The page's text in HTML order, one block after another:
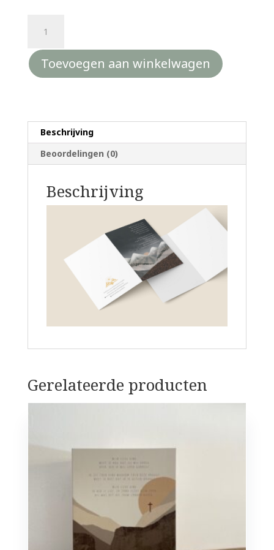
kaart
met
het
naar
vogels
aantal
Toevoegen aan winkelwagen
Beschrijving
Beoordelingen (0)
Beschrijving
Gerelateerde producten